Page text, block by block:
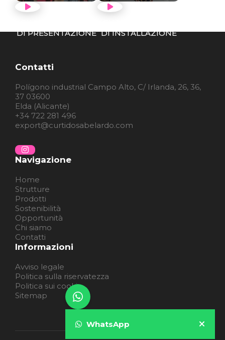
DI PRESENTAZIONE DI INSTALLAZIONE
Contatti
Polígono industrial Campo Alto, C/ Irlanda, 26, 36,
37 03600
Elda (Alicante)
+34 722 281 496
export@curtidosabelardo.com
Navigazione
Home
Strutture
Prodotti
Sostenibilità
Opportunità
Chi siamo
Contatti
Informazioni
Avviso legale
Politica sulla riservatezza
Politica sui cookie
Sitemap
WhatsApp